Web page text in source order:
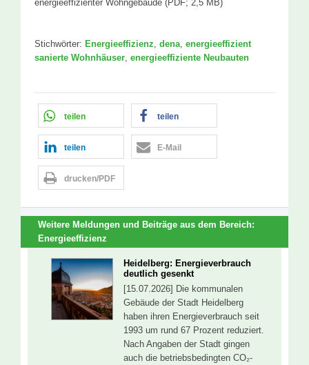
energieeffizienter Wohngebäude (PDF; 2,5 MB)
Stichwörter: Energieeffizienz dena energieeffizient
sanierte Wohnhäuser energieeffiziente Neubauten
teilen teilen
teilen E-Mail
drucken/PDF
Weitere Meldungen und Beiträge aus dem Bereich:
Energieeffizienz
Heidelberg: Energieverbrauch
deutlich gesenkt
[15.07.2026] Die kommunalen
Gebäude der Stadt Heidelberg
haben ihren Energieverbrauch seit
1993 um rund 67 Prozent reduziert.
Nach Angaben der Stadt gingen
auch die betriebsbedingten CO₂-